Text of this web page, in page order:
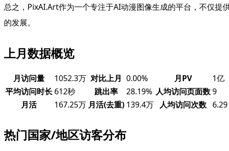
总之，PixAI.Art作为一个专注于AI动漫图像生成的平台，不仅
的发展。
上月数据概览
月访问量 1052.3万 对比上月 0.00% 月PV
1亿
平均访问时长 612秒 跳出率 28.19% 人均访问页面数9
月活
167.25万 月活(去重) 139.4万 人均访问次数 6.29
热门国家/地区访客分布